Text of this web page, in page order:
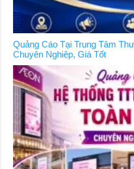
Quảng Cáo Tại Trung Tâm
Chuyên Nghiệp, Giá Tốt